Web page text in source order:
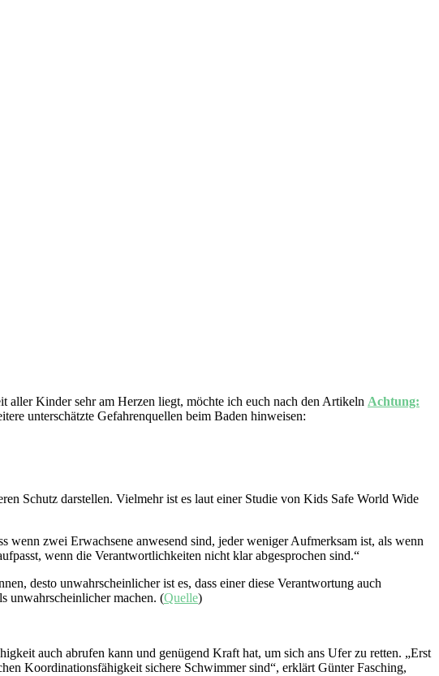
aller Kinder sehr am Herzen liegt, möchte ich euch nach den Artikeln Achtung:
unterschätzte Gefahrenquellen beim Baden hinweisen:
Schutz darstellen. Vielmehr ist es laut einer Studie von Kids Safe World Wide
wenn zwei Erwachsene anwesend sind, jeder weniger Aufmerksam ist, als wenn
wenn die Verantwortlichkeiten nicht klar abgesprochen sind.“
desto unwahrscheinlicher ist es, dass einer diese Verantwortung auch
unwahrscheinlicher machen. (Quelle)
auch abrufen kann und genügend Kraft hat, um sich ans Ufer zu retten. „Erst
Koordinationsfähigkeit sichere Schwimmer sind“, erklärt Günter Fasching,